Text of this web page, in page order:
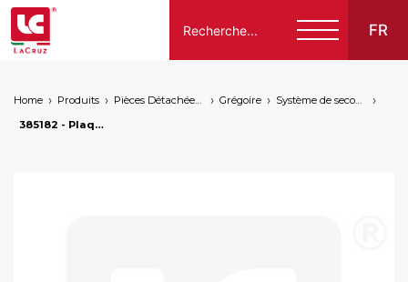
FR
Italiano
Home Produits Pièces Détachées Compatibles Pour Machines À Vendanger Des Marques Suivantes Grégoire
Système de secouage
385182 - Plaquette pour secoueur Grégoire, markets: []string{"A", "B", "AU"}